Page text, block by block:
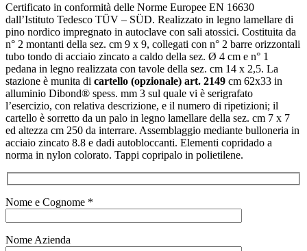
Certificato in conformità delle Norme Europee EN 16630
dall’Istituto Tedesco TÜV – SÜD. Realizzato in legno lamellare di
pino nordico impregnato in autoclave con sali atossici. Costituita da
n° 2 montanti della sez. cm 9 x 9, collegati con n° 2 barre orizzontali
tubo tondo di acciaio zincato a caldo della sez. Ø 4 cm e n° 1
pedana in legno realizzata con tavole della sez. cm 14 x 2,5. La
stazione è munita di cartello (opzionale) art. 2149 cm 62x33 in
alluminio Dibond® spess. mm 3 sul quale vi è serigrafato
l’esercizio, con relativa descrizione, e il numero di ripetizioni; il
cartello è sorretto da un palo in legno lamellare della sez. cm 7 x 7
ed altezza cm 250 da interrare. Assemblaggio mediante bulloneria in
acciaio zincato 8.8 e dadi autobloccanti. Elementi copridado a
norma in nylon colorato. Tappi copripalo in polietilene.
Nome e Cognome *
Nome Azienda